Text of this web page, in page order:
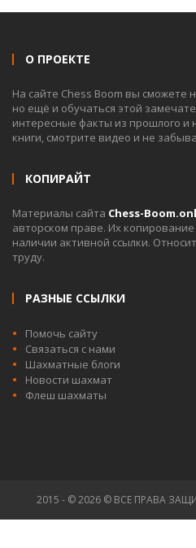
О ПРОЕКТЕ
На сайте Chess Boom вы сможете
но ещё и обучаться этой
интересные факты из прошлого и
книги, смотрите видео и не
КОПИРАЙТ
Материалы сайта Chess-
авторском праве. Их копирование
наличии активной ссылки.
труду.
РАЗНЫЕ ССЫЛКИ
Помочь сайту
Связаться с нами
Шахматные блоги
Новости шахмат
Флеш шахматы
2015 - © 2026 © ВСЕ ПРАВА